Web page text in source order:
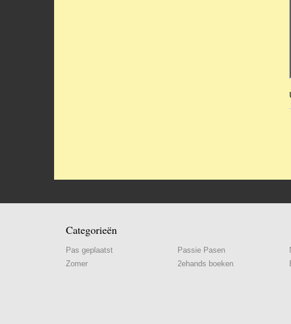
Categorieën
Pas geplaatst
Zomer
Passie Pasen
2ehands boeken